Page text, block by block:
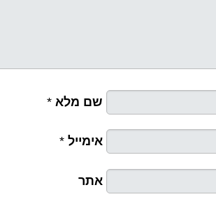
שם מלא *
אימייל *
אתר